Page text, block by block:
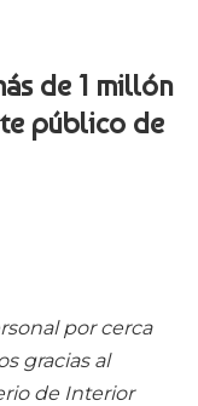
de 1 millón
público de
por cerca
gracias al
de Interior